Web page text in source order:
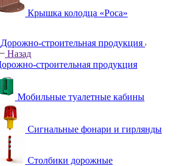
Крышка колодца «Роса»
Дорожно-строительная продукция
Назад
строительная продукция
Мобильные туалетные кабины
Сигнальные фонари и гирлянды
Столбики дорожные